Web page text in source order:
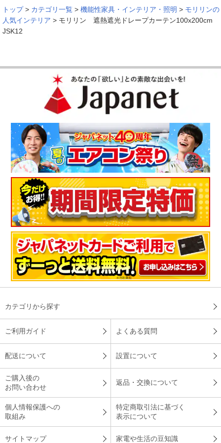
トップ > カテゴリ一覧 > 機能性家具・インテリア・照明 > モリリンの
人気インテリア > モリリン 遮熱遮光ドレープカーテン100x200cm
JSK12
カテゴリから探す
ご利用ガイド よくある質問
配送について 設置について
ご購入後の
お問い合わせ
返品・交換について
個人情報保護への
取組み
特定商取引法に基づく
表示について
サイトマップ 家電や生活の豆知識